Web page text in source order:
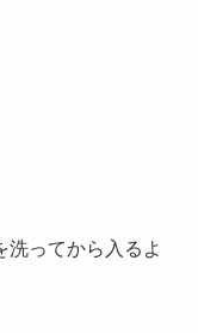
洗ってから入るよ